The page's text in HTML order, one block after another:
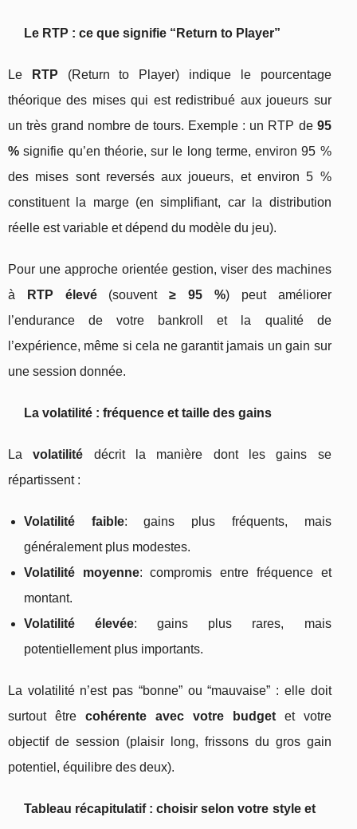
Le RTP : ce que signifie “Return to Player”
Le RTP (Return to Player) indique le pourcentage
théorique des mises qui est redistribué aux joueurs sur
un très grand nombre de tours. Exemple : un RTP de 95
% signifie qu’en théorie, sur le long terme, environ 95 %
des mises sont reversés aux joueurs, et environ 5 %
constituent la marge (en simplifiant, car la distribution
réelle est variable et dépend du modèle du jeu).
Pour une approche orientée gestion, viser des machines
à
RTP élevé(souvent≥ 95 %) peut améliorer
l’endurance de votre bankroll et la qualité de
l’expérience, même si cela ne garantit jamais un gain sur
une session donnée.
La volatilité : fréquence et taille des gains
Lavolatilité décrit la manière dont les gains se
répartissent :
Volatilité faible: gains plus fréquents, mais
généralement plus modestes.
Volatilité moyenne: compromis entre fréquence et
montant.
Volatilité élevée: gains plus rares, mais
potentiellement plus importants.
La volatilité n’est pas “bonne” ou “mauvaise” : elle doit
surtout être cohérente avec votre budgetet votre
objectif de session (plaisir long, frissons du gros gain
potentiel, équilibre des deux).
Tableau récapitulatif : choisir selon votre style et